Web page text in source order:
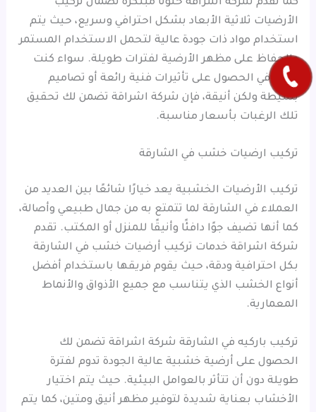
الأرضيات ثلاثية الأبعاد بشكل احترافي وسريع، حيث يتم
استخدام مواد ذات جودة عالية لتحمل الاستخدام المستمر
والحفاظ على مظهر الأرضية لفترات طويلة. سواء كنت
ترغب في الحصول على تأثيرات فنية رائعة أو تصاميم
بسيطة ولكن أنيقة، فإن شركة اشراقة تضمن لك تحقيق
تلك الرغبات بأسعار مناسبة.
تركيب ارضيات خشب في الشارقة
تركيب الأرضيات الخشبية يعد خيارًا شائعًا بين العديد من
العملاء في الشارقة لما تتمتع به من جمال طبيعي وأصالة،
كما أنها تضيف جوًا دافئًا وأنيقًا للمنزل أو المكتب. تقدم
شركة اشراقة خدمات تركيب أرضيات خشب في الشارقة
بكل احترافية ودقة، حيث يقوم فريقها باستخدام أفضل
أنواع الخشب الذي يتناسب مع جميع الأذواق والأنماط
المعمارية.
تركيب باركيه في الشارقة شركة اشراقة تضمن لك
الحصول على أرضية خشبية عالية الجودة تدوم لفترة
طويلة دون أن تتأثر بالعوامل البيئية. حيث يتم اختيار
الأخشاب بعناية شديدة لتوفير مظهر أنيق ومتين، كما يتم